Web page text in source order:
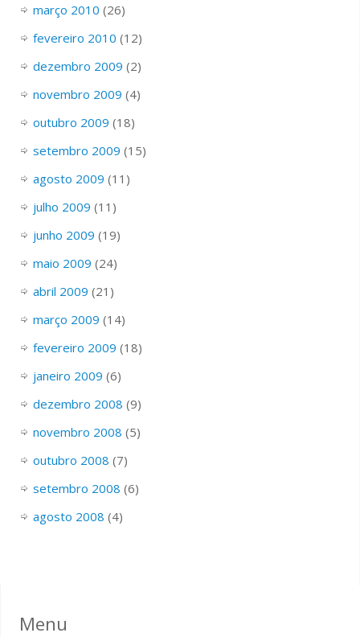
março 2010 (26)
fevereiro 2010 (12)
dezembro 2009 (2)
novembro 2009 (4)
outubro 2009 (18)
setembro 2009 (15)
agosto 2009 (11)
julho 2009 (11)
junho 2009 (19)
maio 2009 (24)
abril 2009 (21)
março 2009 (14)
fevereiro 2009 (18)
janeiro 2009 (6)
dezembro 2008 (9)
novembro 2008 (5)
outubro 2008 (7)
setembro 2008 (6)
agosto 2008 (4)
Menu